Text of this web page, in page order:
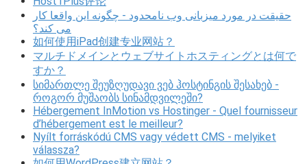
حقیقت در مورد میزبانی وب نامحدود - چگونه این واقعا کار
می کند؟
如何使用iPad创建专业网站？
マルチドメインとウェブサイトホスティングとは何で
すか？
სიმართლე შეუზღუდავი ვებ ჰოსტინგის შესახებ -
როგორ მუშაობს სინამდვილეში?
Hébergement InMotion vs Hostinger - Quel fournisseur
d’hébergement est le meilleur?
Nyílt forráskódú CMS vagy védett CMS - melyiket
válassza?